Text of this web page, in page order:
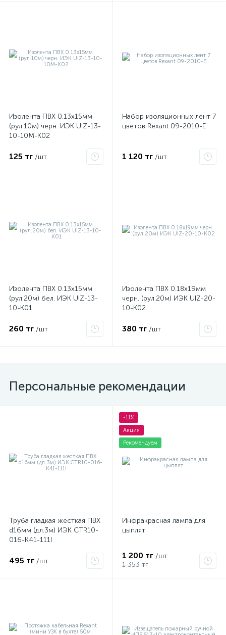
Изолента ПВХ 0.13х15мм
(рул.10м) черн. ИЭК UIZ-13-
10-10M-K02
125 тг /шт
Набор изоляционных лент 7
цветов Rexant 09-2010-E
1 120 тг /шт
Изолента ПВХ 0.13х15мм
(рул.20м) бел. ИЭК UIZ-13-
10-K01
260 тг /шт
Изолента ПВХ 0.18х19мм
черн. (рул.20м) ИЭК UIZ-20-
10-K02
380 тг /шт
Персональные рекомендации
Труба гладкая жесткая ПВХ
d16мм (дл.3м) ИЭК CTR10-
016-K41-111I
495 тг /шт
-11%
Акция
Рекомендуем
Инфракрасная лампа для
цыплят
1 200 тг /шт
1 353 тг